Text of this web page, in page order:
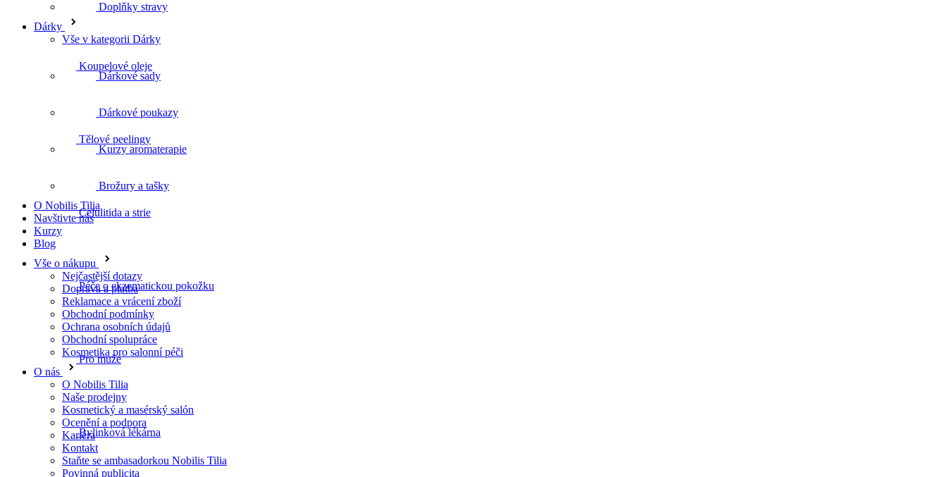
Koupelové oleje
Tělové peelingy
Celulitida a strie
Péče o ekzematickou pokožku
Pro muže
Bylinková lékárna
Doplňky stravy
Dárky
Vše v kategorii Dárky
Dárkové sady
Dárkové poukazy
Kurzy aromaterapie
Brožury a tašky
O Nobilis Tilia
Navštivte nás
Kurzy
Blog
Vše o nákupu
Nejčastější dotazy
Doprava a platba
Reklamace a vrácení zboží
Obchodní podmínky
Ochrana osobních údajů
Obchodní spolupráce
Kosmetika pro salonní péči
O nás
O Nobilis Tilia
Naše prodejny
Kosmetický a masérský salón
Ocenění a podpora
Kariéra
Kontakt
Staňte se ambasadorkou Nobilis Tilia
Povinná publicita